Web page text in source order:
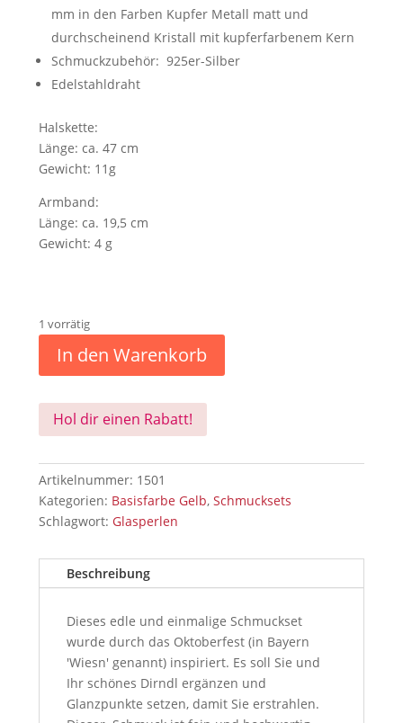
mm in den Farben Kupfer Metall matt und
durchscheinend Kristall mit kupferfarbenem Kern
Schmuckzubehör: 925er-Silber
Edelstahldraht
Halskette:
Länge: ca. 47 cm
Gewicht: 11g
Armband:
Länge: ca. 19,5 cm
Gewicht: 4 g
1 vorrätig
In den Warenkorb
Hol dir einen Rabatt!
Artikelnummer: 1501
Kategorien: Basisfarbe Gelb, Schmucksets
Schlagwort: Glasperlen
Beschreibung
Dieses edle und einmalige Schmuckset
wurde durch das Oktoberfest (in Bayern
'Wiesn' genannt) inspiriert. Es soll Sie und
Ihr schönes Dirndl ergänzen und
Glanzpunkte setzen, damit Sie erstrahlen.